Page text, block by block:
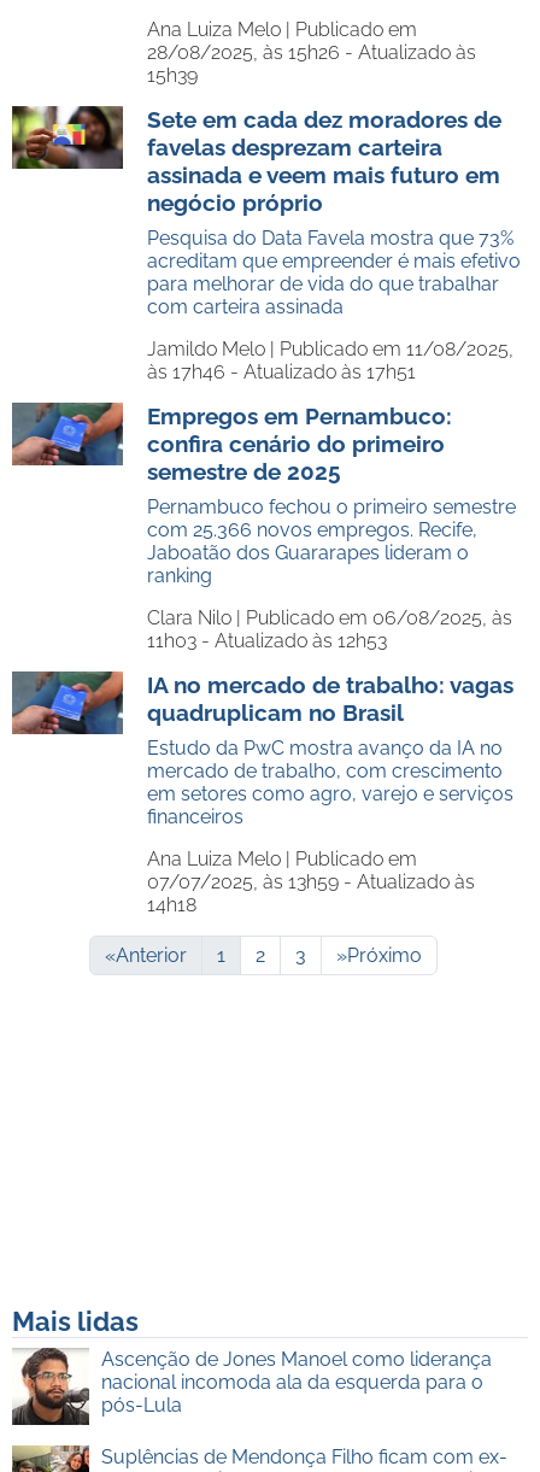
Ana Luiza Melo | Publicado em
28/08/2025, às 15h26 - Atualizado às
15h39
Sete em cada dez moradores de
favelas desprezam carteira
assinada e veem mais futuro em
negócio próprio
Pesquisa do Data Favela mostra que 73%
acreditam que empreender é mais efetivo
para melhorar de vida do que trabalhar
com carteira assinada
Jamildo Melo | Publicado em 11/08/2025,
às 17h46 - Atualizado às 17h51
Empregos em Pernambuco:
confira cenário do primeiro
semestre de 2025
Pernambuco fechou o primeiro semestre
com 25.366 novos empregos. Recife,
Jaboatão dos Guararapes lideram o
ranking
Clara Nilo | Publicado em 06/08/2025, às
11h03 - Atualizado às 12h53
IA no mercado de trabalho: vagas
quadruplicam no Brasil
Estudo da PwC mostra avanço da IA no
mercado de trabalho, com crescimento
em setores como agro, varejo e serviços
financeiros
Ana Luiza Melo | Publicado em
07/07/2025, às 13h59 - Atualizado às
14h18
«Anterior 1 2 3 »Próximo
Mais lidas
Ascenção de Jones Manoel como liderança
nacional incomoda ala da esquerda para o
pós-Lula
Suplências de Mendonça Filho ficam com ex-